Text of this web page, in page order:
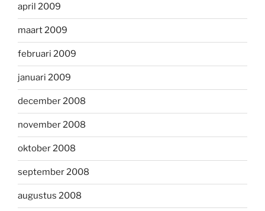
april 2009
maart 2009
februari 2009
januari 2009
december 2008
november 2008
oktober 2008
september 2008
augustus 2008